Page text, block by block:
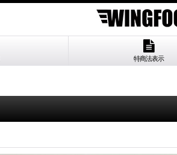
特商法表示